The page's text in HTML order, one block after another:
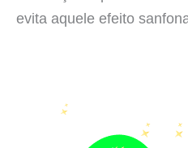
evita aquele efeito